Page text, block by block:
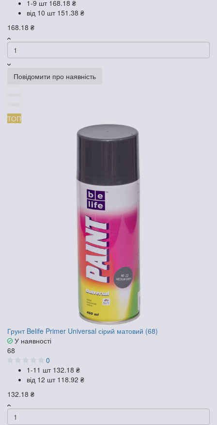
1-9 шт 168.18 ₴
від 10 шт 151.38 ₴
168.18 ₴
Повідомити про наявність
ТОП
Грунт Belife Primer Universal сірий матовий (68)
У наявності
68
0
1-11 шт 132.18 ₴
від 12 шт 118.92 ₴
132.18 ₴